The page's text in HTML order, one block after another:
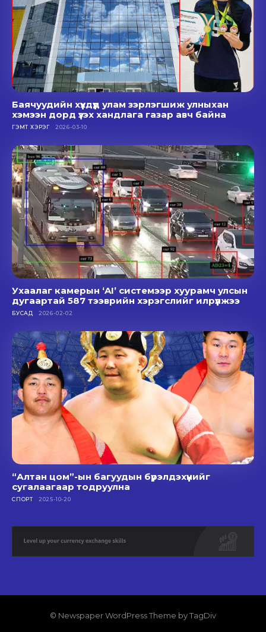
Баячуудийн хүүхдүүд улам зэрлэгшиж улныхан
хэмээн дорд үзэх хандлага газар авч байна
ГЭМТ ХЭРЭГ 2026-03-10
Ухаалаг камерын ‘AI’ системээр хуурамч улсын
дугаартай 587 тээврийн хэрэгслийг илрүүлжээ
БУСАД 2026-02-02
“Алтан цом”-ын багуудын бүрэлдэхүүнийг
сугалаагаар тодруулна
СПОРТ 2025-10-20
© Newspaper WordPress Theme by TagDiv